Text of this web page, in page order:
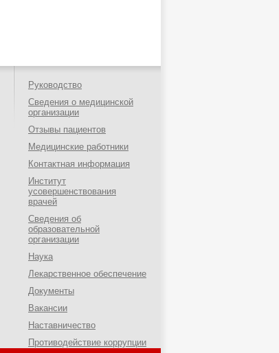
Руководство
Сведения о медицинской
организации
Отзывы пациентов
Медицинские работники
Контактная информация
Институт
усовершенствования
врачей
Сведения об
образовательной
организации
Наука
Лекарственное обеспечение
Документы
Вакансии
Наставничество
Противодействие коррупции